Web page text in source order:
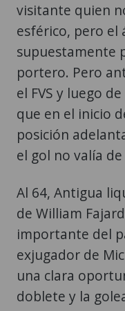
visitante quien
esférico, pero el
supuestamente
portero. Pero
el FVS y luego
que en el inicio
posición
el gol no valía
Al 64, Antigua
de William
importante del
exjugador de
una clara
doblete y la